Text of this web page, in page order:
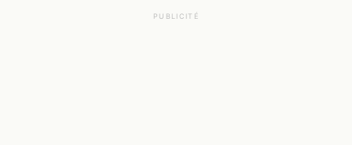
PUBLICITÉ